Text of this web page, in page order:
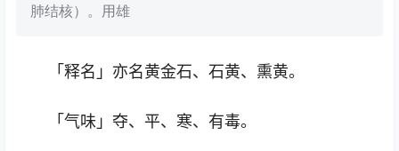
肺结核）。用雄
「释名」亦名黄金石、石黄、熏黄。
「气味」夺、平、寒、有毒。